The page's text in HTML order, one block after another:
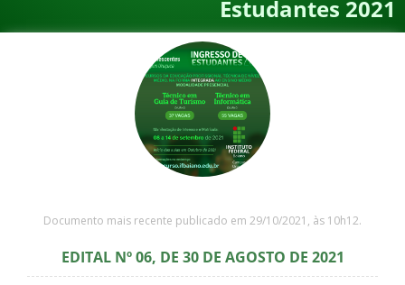
Estudantes 2021
Documento mais recente publicado em 29/10/2021, às 10h12.
EDITAL Nº 06, DE 30 DE AGOSTO DE 2021